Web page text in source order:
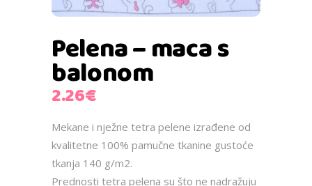
Pelena – maca s
balonom
2.26€
Mekane i nježne tetra pelene izrađene od
kvalitetne 100% pamučne tkanine gustoće
tkanja 140 g/m2.
Prednosti tetra pelena su što ne nadražuju